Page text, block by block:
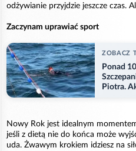
odżywianie przyjdzie jeszcze czas.
Zaczynam uprawiać sport
ZOBACZ
Ponad
Piotra.
Nowy Rok jest idealnym
jeśli z dietą nie do końca może
uda. Żwawym krokiem idziesz na